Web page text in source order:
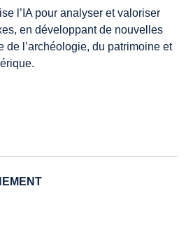
l’IA pour analyser et valoriser
en développant de nouvelles
de l’archéologie, du patrimoine et